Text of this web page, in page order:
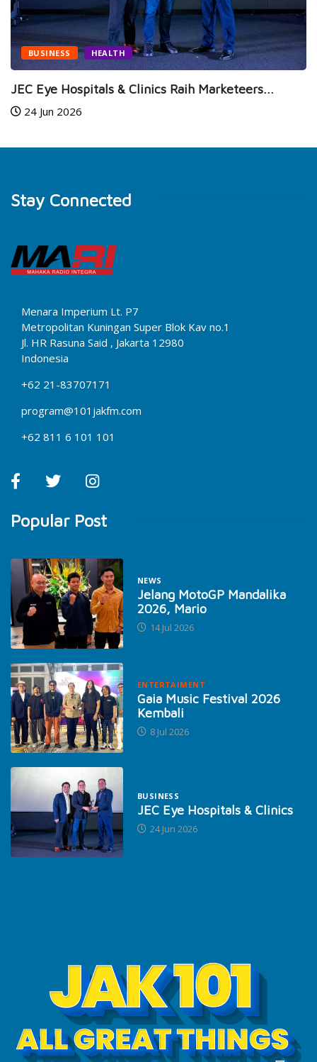
BUSINESS HEALTH
JEC Eye Hospitals & Clinics Raih Marketeers...
24 Jun 2026
Stay Connected
Menara Imperium Lt. P7
Metropolitan Kuningan Super Blok Kav no.1
Jl. HR Rasuna Said , Jakarta 12980
Indonesia
+62 21-83707171
program@101jakfm.com
+62 811 6 101 101
Popular Post
NEWS
Jelang MotoGP Mandalika
2026, Mario
14 Jul 2026
ENTERTAIMENT
Gaia Music Festival 2026
Kembali
8 Jul 2026
BUSINESS
JEC Eye Hospitals & Clinics
24 Jun 2026